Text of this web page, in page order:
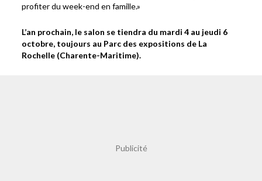
profiter du week-end en famille.»
L’an prochain, le salon se tiendra du mardi 4 au jeudi 6
octobre, toujours au Parc des expositions de La
Rochelle (Charente-Maritime).